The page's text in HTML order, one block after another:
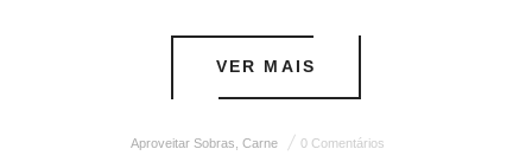
VER MAIS
Aproveitar Sobras ,Carne 0 Comentários